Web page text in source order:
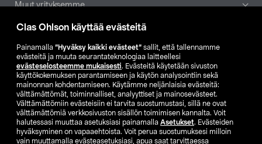
Clas Ohlson käyttää evästeitä
Painamalla ”Hyväksy kaikki evästeet” sallit, että tallennamme
evästeitä ja muuta seurantateknologiaa laitteellesi
evästeselosteemme mukaisesti. Evästeitä käytetään sivuston
käyttökokemuksen parantamiseen ja käytön analysointiin sekä
mainonnan kohdentamiseen. Käytämme neljänlaisia evästeitä:
välttämättömät, toiminnalliset, analyyttiset ja mainosevästeet.
Välttämättömiin evästeisiin ei tarvita suostumustasi, sillä ne ovat
välttämättömiä verkkosivuston sisällön toimimisen kannalta. Voit
halutessasi muuttaa asetuksiasi painamalla Asetukset. Evästeiden
hyväksyminen on vapaaehtoista. Voit perua suostumuksesi milloin
vain muuttamalla evästeasetuksiasi, apua saat tarvittaessa
Muut yrityksemme
Etsi myymälä
SE NO FI
FI SV